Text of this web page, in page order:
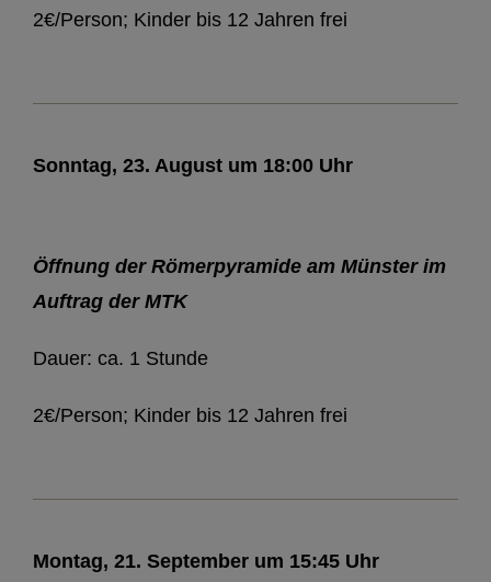
2€/Person; Kinder bis 12 Jahren frei
Sonntag, 23. August um 18:00 Uhr
Öffnung der Römerpyramide am Münster im
Auftrag der MTK
Dauer: ca. 1 Stunde
2€/Person; Kinder bis 12 Jahren frei
Montag, 21. September um 15:45 Uhr